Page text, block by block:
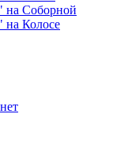
на Соборной
Колосе